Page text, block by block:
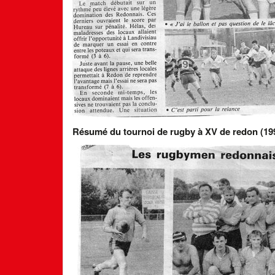
Résumé du tournoi de rugby à XV de redon